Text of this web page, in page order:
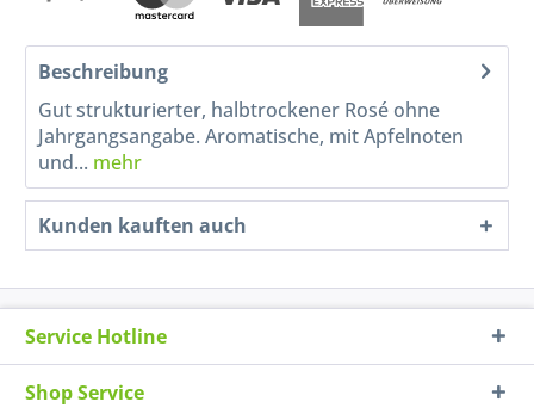
Beschreibung
Gut strukturierter, halbtrockener Rosé ohne
Jahrgangsangabe. Aromatische, mit Apfelnoten
und... mehr
Kunden kauften auch
Service Hotline
Shop Service